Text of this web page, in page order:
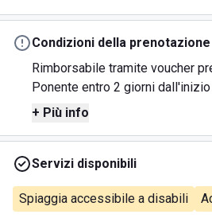
Condizioni della prenotazione
Rimborsabile tramite voucher
Ponente entro 2 giorni
+ Più info
Servizi disponibili
Spiaggia accessibile a disabili